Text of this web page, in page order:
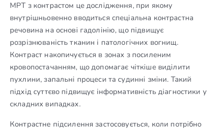
МРТ з контрастом це дослідження, при якому
внутрішньовенно вводиться спеціальна контрастна
речовина на основі гадолінію, що підвищує
розрізнюваність тканин і патологічних вогнищ.
Контраст накопичується в зонах з посиленим
кровопостачанням, що допомагає чіткіше виділити
пухлини, запальні процеси та судинні зміни. Такий
підхід суттєво підвищує інформативність діагностики у
складних випадках.
Контрастне підсилення застосовується, коли потрібно